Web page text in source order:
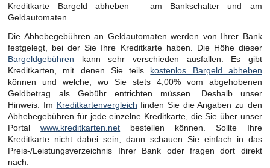
Kreditkarte Bargeld abheben – am Bankschalter und am
Geldautomaten.
Die Abhebegebühren an Geldautomaten werden von Ihrer Bank
festgelegt, bei der Sie Ihre Kreditkarte haben. Die Höhe dieser
Bargeldgebühren kann sehr verschieden ausfallen: Es gibt
Kreditkarten, mit denen Sie teils
kostenlos Bargeld abheben
können und welche, wo Sie stets 4,00% vom abgehobenen
Geldbetrag als Gebühr entrichten müssen. Deshalb unser
Hinweis: Im Kreditkartenvergleich finden Sie die Angaben zu den
Abhebegebühren für jede einzelne Kreditkarte, die Sie über unser
Portalwww.kreditkarten.net bestellen können. Sollte Ihre
Kreditkarte nicht dabei sein, dann schauen Sie einfach in das
Preis-/Leistungsverzeichnis Ihrer Bank oder fragen dort direkt
nach.